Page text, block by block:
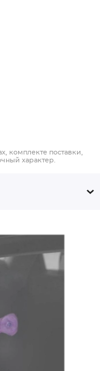
комплекте поставки,
характер.